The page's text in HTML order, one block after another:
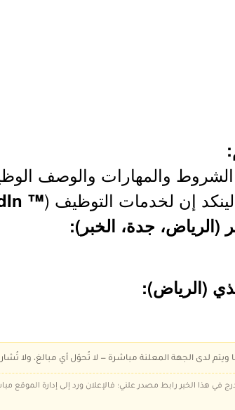
والمهارات والوصف
إن لخدمات التوظيف (™ LinkedIn
ويتم لدى الجهة المعلنة مباشرة — لا تُحوّل أي مبالغ، ولا
في هذا الخبر رابط مصدر علني؛ فالإعلان ورد إلى إدارة الموقع